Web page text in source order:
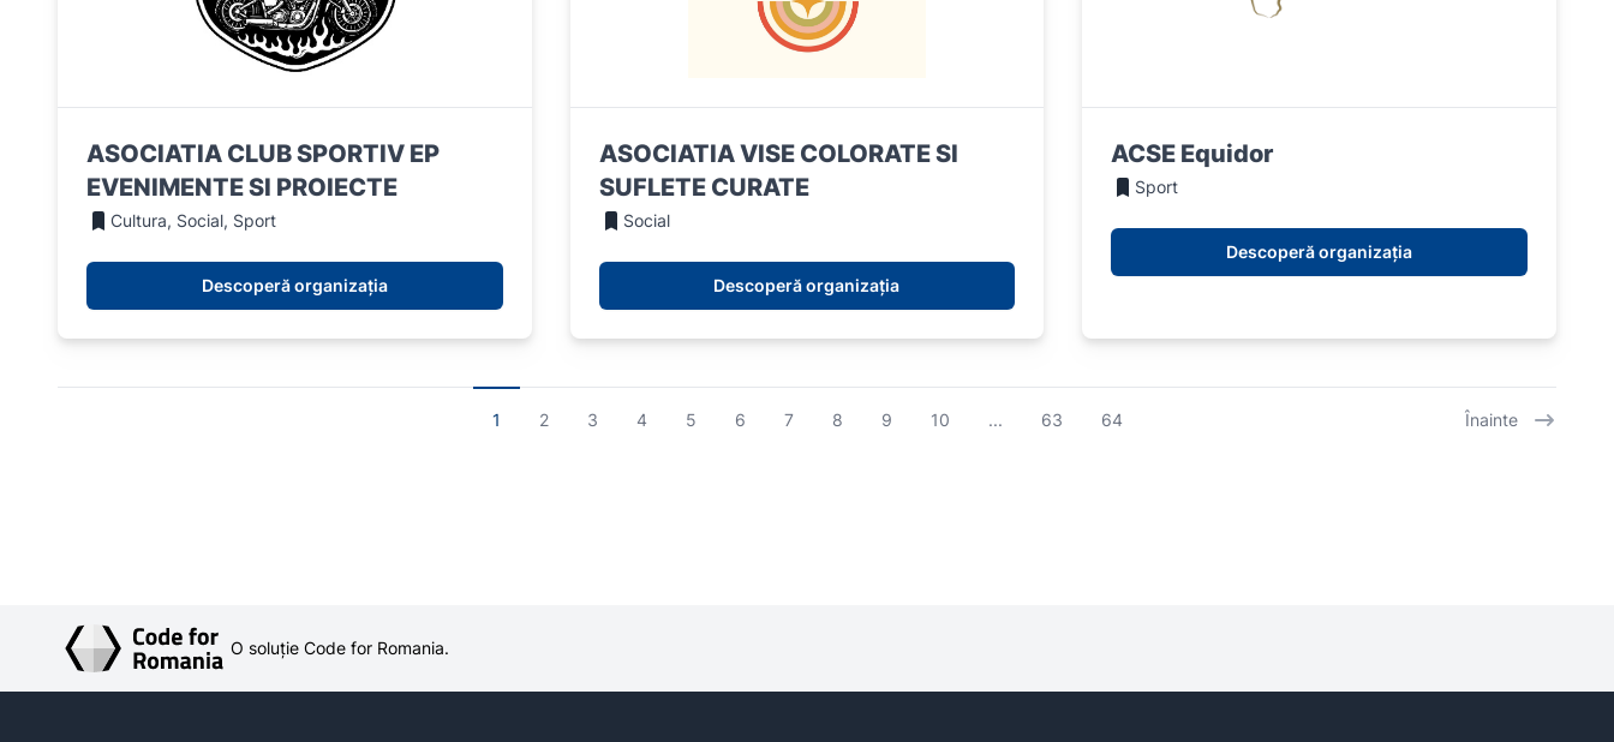
ASOCIATIA CLUB SPORTIV EP
EVENIMENTE SI PROIECTE
Cultura, Social, Sport
Descoperă organizația
ASOCIATIA VISE COLORATE SI
SUFLETE CURATE
Social
Descoperă organizația
ACSE Equidor
Sport
Descoperă organizația
1 2 3 4 5 6 7 8 9 10 ... 63 64 Înainte
O soluție Code for Romania.